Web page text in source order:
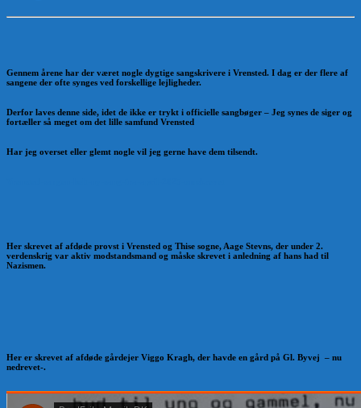
Gennem årene har der været nogle dygtige sangskrivere i Vrensted. I dag er der flere af
sangene der ofte synges ved forskellige lejligheder.
Derfor laves denne side, idet de ikke er trykt i officielle sangbøger – Jeg synes de siger og
fortæller så meget om det lille samfund Vrensted
Har jeg overset eller glemt nogle vil jeg gerne have dem tilsendt.
Her skrevet af afdøde provst i Vrensted og Thise sogne, Aage Stevns, der under 2.
verdenskrig var aktiv modstandsmand og måske skrevet i anledning af hans had til
Nazismen.
Her er skrevet af afdøde gårdejer Viggo Kragh, der havde en gård på Gl. Byvej – nu
nedrevet-.